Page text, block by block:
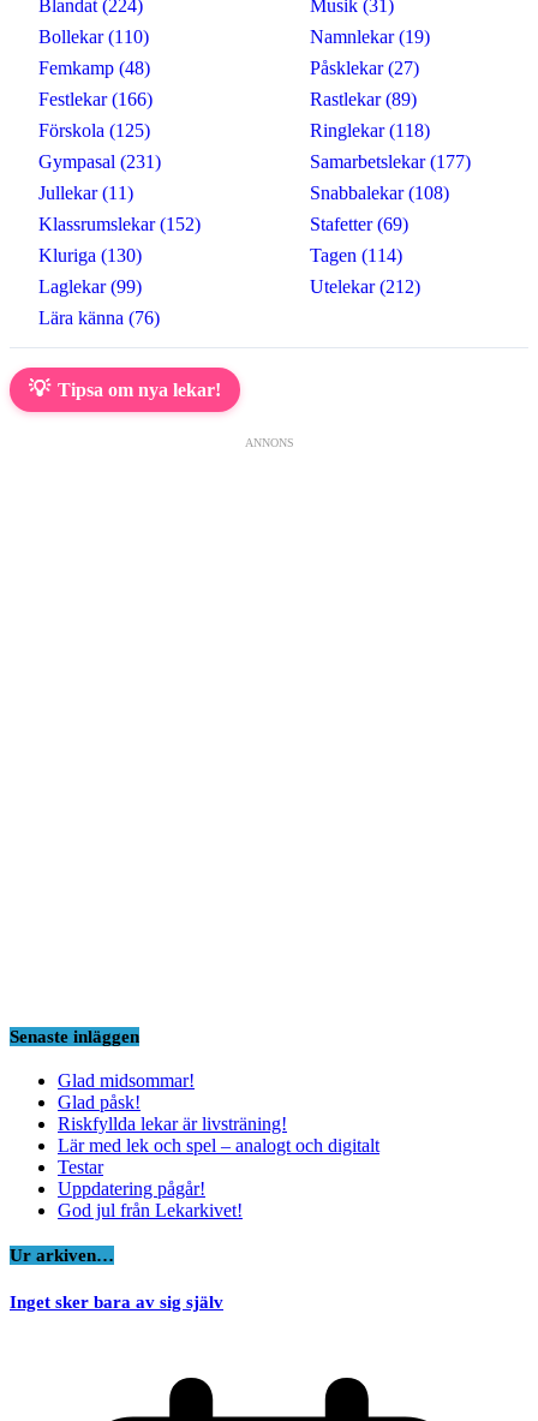
Blandat (224)
Bollekar (110)
Femkamp (48)
Festlekar (166)
Förskola (125)
Gympasal (231)
Jullekar (11)
Klassrumslekar (152)
Kluriga (130)
Laglekar (99)
Lära känna (76)
Musik (31)
Namnlekar (19)
Påsklekar (27)
Rastlekar (89)
Ringlekar (118)
Samarbetslekar (177)
Snabbalekar (108)
Stafetter (69)
Tagen (114)
Utelekar (212)
💡 Tipsa om nya lekar!
ANNONS
Senaste inläggen
Glad midsommar!
Glad påsk!
Riskfyllda lekar är livsträning!
Lär med lek och spel – analogt och digitalt
Testar
Uppdatering pågår!
God jul från Lekarkivet!
Ur arkiven…
Inget sker bara av sig själv